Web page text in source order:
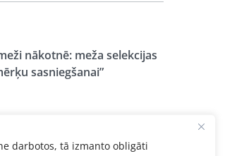
darbotos, tā izmanto obligāti
nākotnē: meža selekcijas
sasniegšanai”